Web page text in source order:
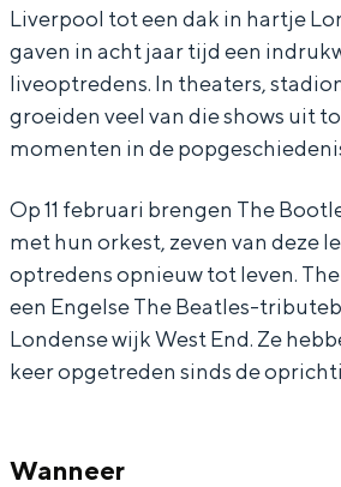
t
l
e
e
a
l
e
o
o
t
g
B
a
t
o
o
t
l
g
B
a
t
Liverpool tot een dak in hartje
gaven in acht jaar tijd een
liveoptredens. In theaters,
groeiden veel van die shows uit
momenten in de
Op 11 februari brengen The
met hun orkest, zeven van deze
optredens opnieuw tot leven.
een Engelse The Beatles-
Londense wijk West End. Ze
keer opgetreden sinds de
Wanneer